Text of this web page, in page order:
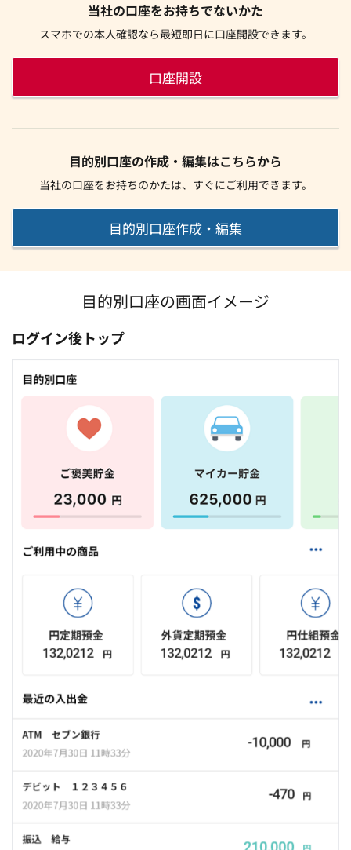
当社の口座をお持ちでないかた
スマホでの本人確認なら最短即日に口座開設できます。
口座開設
目的別口座の作成・編集はこちらから
当社の口座をお持ちのかたは、すぐにご利用できます。
目的別口座作成・編集
目的別口座の画面イメージ
ログイン後トップ